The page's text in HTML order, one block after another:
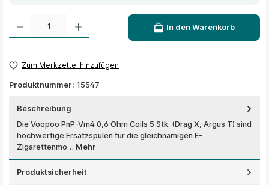
Produkt Anzahl: Gib den gewünschten Wert ein oder benutze die Schaltflächen um die
In den Warenkorb
Zum Merkzettel hinzufügen
Produktnummer: 15547
Beschreibung
Die Voopoo PnP-Vm4 0,6 Ohm Coils 5 Stk. (Drag X, Argus T) sind
hochwertige Ersatzspulen für die gleichnamigen E-
Zigarettenmo… Mehr
Produktsicherheit